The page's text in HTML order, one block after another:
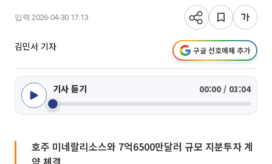
입력 2026-04-30 17:13
김민서 기자 구글 선호매체 추가
기사 듣기 00:00 / 03:04
호주 미네랄리소스와 7억6500만달러 규모 지분투자 계